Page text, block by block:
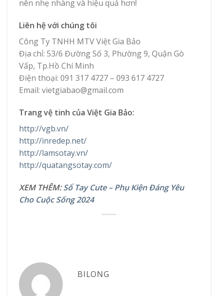
nên nhẹ nhàng và hiệu quả hơn!
Liên hệ với chúng tôi
Công Ty TNHH MTV Việt Gia Bảo
Địa chỉ: 53/6 Đường Số 3, Phường 9, Quận Gò
Vấp, Tp.Hồ Chí Minh
Điện thoại: 091 317 4727 – 093 617 4727
Email: vietgiabao@gmail.com
Trang vệ tinh của Việt Gia Bảo:
http://vgb.vn/
http://inredep.net/
http://lamsotay.vn/
http://quatangsotay.com/
XEM THÊM:Sổ Tay Cute – Phụ Kiện Đáng Yêu
Cho Cuộc Sống 2024
BILONG